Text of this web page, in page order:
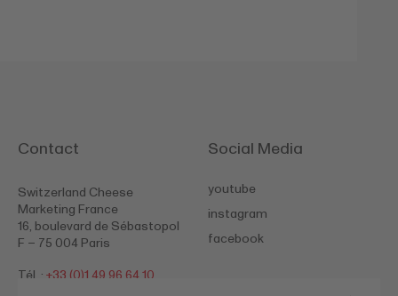
Contact
Switzerland Cheese
Marketing France
16, boulevard de Sébastopol
F – 75 004 Paris
Tél. : +33 (0)1 49 96 64 10
Social Media
youtube
instagram
facebook